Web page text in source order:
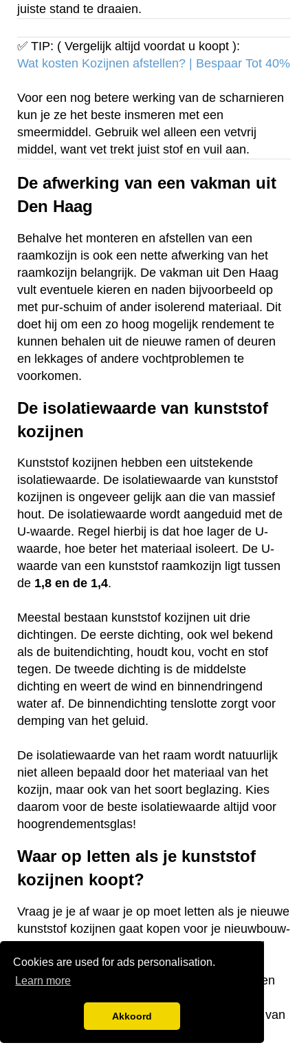
Cookies are used for ads personalisation.
Learn more
Akkoord
juiste stand te draaien.
✅ TIP: ( Vergelijk altijd voordat u koopt ):
Wat kosten Kozijnen afstellen? | Bespaar Tot 40%‎
Voor een nog betere werking van de scharnieren
kun je ze het beste insmeren met een
smeermiddel. Gebruik wel alleen een vetvrij
middel, want vet trekt juist stof en vuil aan.
De afwerking van een vakman uit
Den Haag
Behalve het monteren en afstellen van een
raamkozijn is ook een nette afwerking van het
raamkozijn belangrijk. De vakman uit Den Haag
vult eventuele kieren en naden bijvoorbeeld op
met pur-schuim of ander isolerend materiaal. Dit
doet hij om een zo hoog mogelijk rendement te
kunnen behalen uit de nieuwe ramen of deuren
en lekkages of andere vochtproblemen te
voorkomen.
De isolatiewaarde van kunststof
kozijnen
Kunststof kozijnen hebben een uitstekende
isolatiewaarde. De isolatiewaarde van kunststof
kozijnen is ongeveer gelijk aan die van massief
hout. De isolatiewaarde wordt aangeduid met de
U-waarde. Regel hierbij is dat hoe lager de U-
waarde, hoe beter het materiaal isoleert. De U-
waarde van een kunststof raamkozijn ligt tussen
de 1,8 en de 1,4.
Meestal bestaan kunststof kozijnen uit drie
dichtingen. De eerste dichting, ook wel bekend
als de buitendichting, houdt kou, vocht en stof
tegen. De tweede dichting is de middelste
dichting en weert de wind en binnendringend
water af. De binnendichting tenslotte zorgt voor
demping van het geluid.
De isolatiewaarde van het raam wordt natuurlijk
niet alleen bepaald door het materiaal van het
kozijn, maar ook van het soort beglazing. Kies
daarom voor de beste isolatiewaarde altijd voor
hoogrendementsglas!
Waar op letten als je kunststof
kozijnen koopt?
Vraag je je af waar je op moet letten als je nieuwe
kunststof kozijnen gaat kopen voor je nieuwbouw-
of bestaande woning? Wij hebben een aantal
nuttige tips voor je! De keurmerken van de
kozijnen, welke isolatiewaarde je nodig hebt en
belangrijke aandachtspunten bij de aanschaf van
kunststof kozijnen.